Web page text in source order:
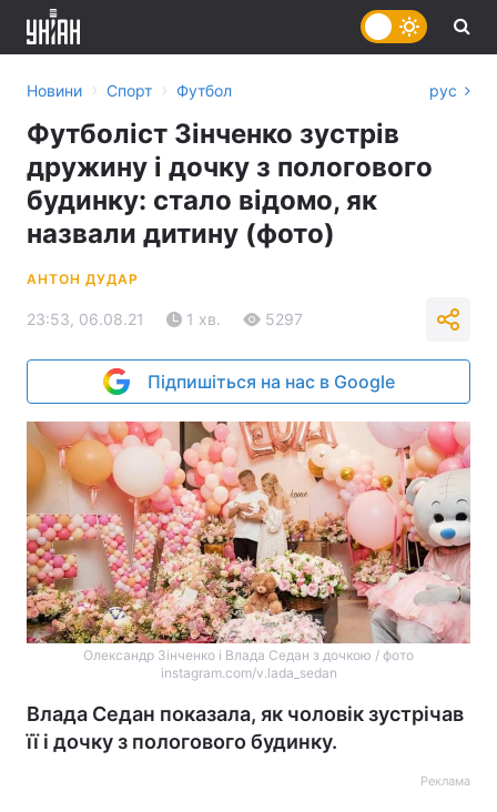
Новини › Спорт › Футбол рус
Футболіст Зінченко зустрів
дружину і дочку з пологового
будинку: стало відомо, як
назвали дитину (фото)
АНТОН ДУДАР
23:53, 06.08.21 1 хв. 5297
Підпишіться на нас в Google
Олександр Зінченко і Влада Седан з дочкою / фото
instagram.com/v.lada_sedan
Влада Седан показала, як чоловік зустрічав
її і дочку з пологового будинку.
Реклама